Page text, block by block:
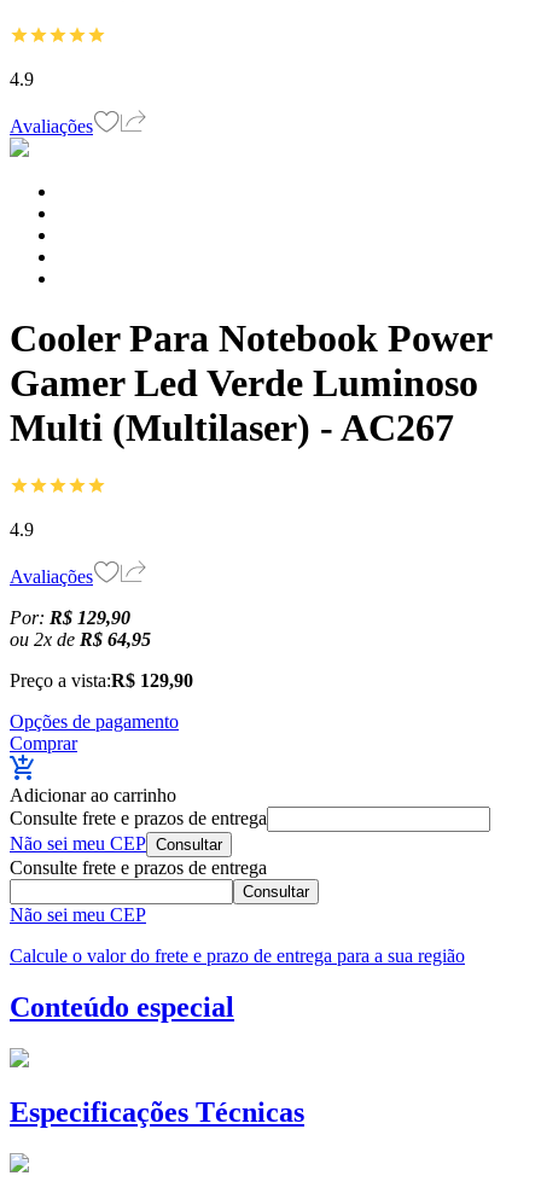
4.9
Avaliações
Cooler Para Notebook Power
Gamer Led Verde Luminoso
Multi (Multilaser) - AC267
4.9
Avaliações
Por: R$ 129,90
ou 2x de R$ 64,95
Preço a vista:R$ 129,90
Opções de pagamento
Comprar
Adicionar ao carrinho
Consulte frete e prazos de entrega
Não sei meu CEP Consultar
Consulte frete e prazos de entrega
Consultar
Não sei meu CEP
Calcule o valor do frete e prazo de entrega para a sua região
Conteúdo especial
Especificações Técnicas